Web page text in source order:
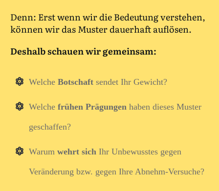
Denn: Erst wenn wir die Bedeutung verstehen,
können wir das Muster dauerhaft auflösen.
Deshalb schauen wir gemeinsam:
Welche Botschaft sendet Ihr Gewicht?
Welche frühen Prägungen haben dieses Muster
geschaffen?
Warum wehrt sich Ihr Unbewusstes gegen
Veränderung bzw. gegen Ihre Abnehm-Versuche?